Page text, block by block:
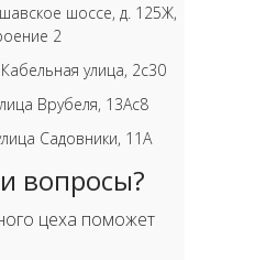
шоссе, д. 125Ж,
2
улица, 2с30
Врубеля, 13Ас8
Садовники, 11А
вопросы?
цеха поможет